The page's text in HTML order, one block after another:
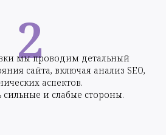
мы проводим детальный
сайта, включая анализ SEO,
аспектов.
и слабые стороны.
2